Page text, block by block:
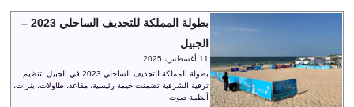
بطولة المملكة للتجديف الساحلي 2023 –
الجبيل
11 أغسطس، 2025
بطولة المملكة للتجديف الساحلي 2023 في الجبيل بتنظيم
ترفية الشرقية تضمنت خيمة رئيسية، مقاعد، طاولات، بنرات،
أنظمة صوت.